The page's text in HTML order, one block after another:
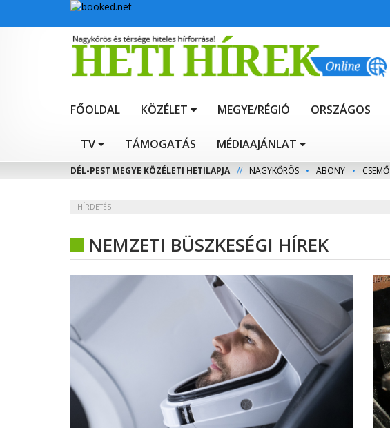
FŐOLDAL KÖZÉLET MEGYE/RÉGIÓ ORSZÁGOS
TV TÁMOGATÁS MÉDIAAJÁNLAT
DÉL-PEST MEGYE KÖZÉLETI HETILAPJA // NAGYKŐRÖS • ABONY • CSEMŐ
HÍRDETÉS
NEMZETI BÜSZKESÉGI HÍREK